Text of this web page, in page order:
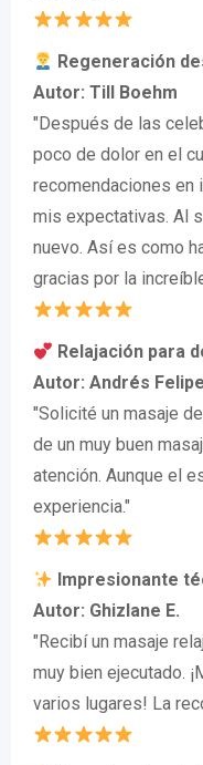
Regeneración
Autor: Till Boehm
"Después de las
poco de dolor en el
recomendaciones en
mis expectativas. Al
nuevo. Así es como
gracias por la
Relajación para
Autor: Andrés
"Solicité un masaje
de un muy buen
atención. Aunque el
experiencia."
Impresionante
Autor: Ghizlane E.
"Recibí un masaje
muy bien ejecutado.
varios lugares! La